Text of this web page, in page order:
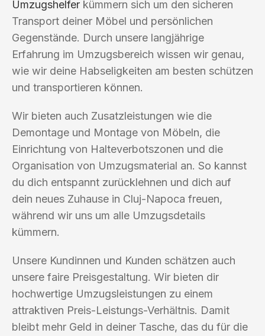
Umzugshelfer kümmern sich um den sicheren
Transport deiner Möbel und persönlichen
Gegenstände. Durch unsere langjährige
Erfahrung im Umzugsbereich wissen wir genau,
wie wir deine Habseligkeiten am besten schützen
und transportieren können.
Wir bieten auch Zusatzleistungen wie die
Demontage und Montage von Möbeln, die
Einrichtung von Halteverbotszonen und die
Organisation von Umzugsmaterial an. So kannst
du dich entspannt zurücklehnen und dich auf
dein neues Zuhause in Cluj-Napoca freuen,
während wir uns um alle Umzugsdetails
kümmern.
Unsere Kundinnen und Kunden schätzen auch
unsere faire Preisgestaltung. Wir bieten dir
hochwertige Umzugsleistungen zu einem
attraktiven Preis-Leistungs-Verhältnis. Damit
bleibt mehr Geld in deiner Tasche, das du für die